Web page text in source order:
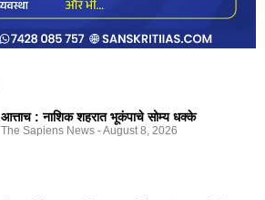
आत्ताच : नाशिक शहरात भूकंपाचे सोम्य धक्के
The Sapiens News August 8, 2026